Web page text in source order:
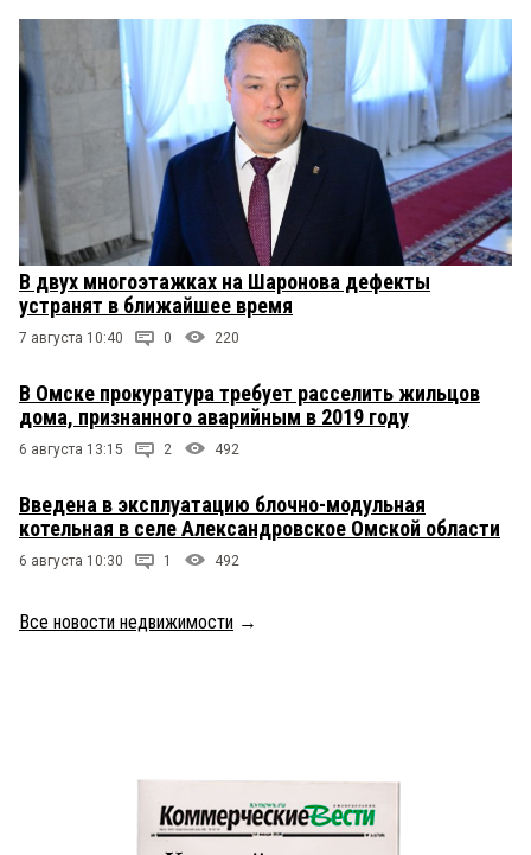
В двух многоэтажках на Шаронова дефекты
устранят в ближайшее время
7 августа 10:40 0 220
В Омске прокуратура требует расселить жильцов
дома, признанного аварийным в 2019 году
6 августа 13:15 2 492
Введена в эксплуатацию блочно-модульная
котельная в селе Александровское Омской области
6 августа 10:30 1 492
Все новости недвижимости →